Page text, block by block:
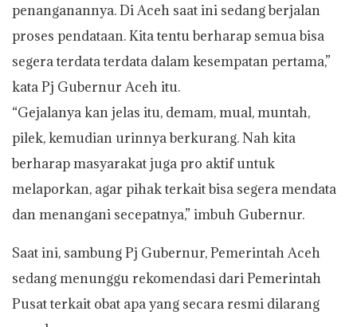
penanganannya. Di Aceh saat ini sedang berjalan
proses pendataan. Kita tentu berharap semua bisa
segera terdata terdata dalam kesempatan pertama,”
kata Pj Gubernur Aceh itu.
“Gejalanya kan jelas itu, demam, mual, muntah,
pilek, kemudian urinnya berkurang. Nah kita
berharap masyarakat juga pro aktif untuk
melaporkan, agar pihak terkait bisa segera mendata
dan menangani secepatnya,” imbuh Gubernur.
Saat ini, sambung Pj Gubernur, Pemerintah Aceh
sedang menunggu rekomendasi dari Pemerintah
Pusat terkait obat apa yang secara resmi dilarang